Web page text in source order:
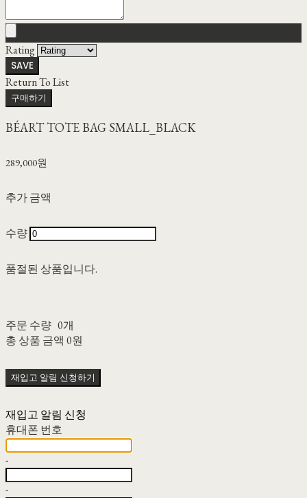
Rating
SAVE
Return To List
구매하기
BÉART TOTE BAG SMALL_BLACK
289,000원
추가 금액
수량
품절된 상품입니다.
주문 수량 0개
총 상품 금액 0원
재입고 알림 신청하기
재입고 알림 신청
휴대폰 번호
-
-